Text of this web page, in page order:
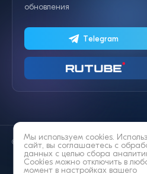
обновления
Telegram
© 2014—2026 «Lifestyle»
Мы используем cookies.
сайт, вы соглашаетесь с
данных с целью сбора
Cookies можно отключить в
момент в настройках вашего